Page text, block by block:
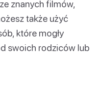
znanych filmów,
także użyć
które mogły
swoich rodziców lub